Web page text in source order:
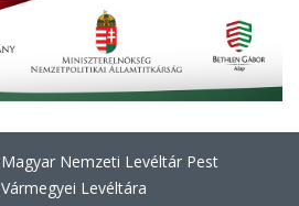
Magyar Nemzeti Levéltár Pest
Vármegyei Levéltára